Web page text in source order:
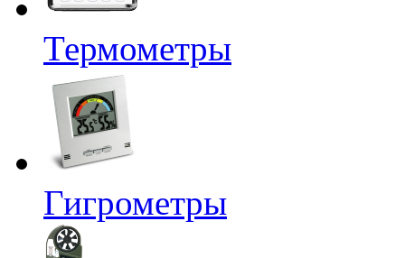
Термометры
Гигрометры